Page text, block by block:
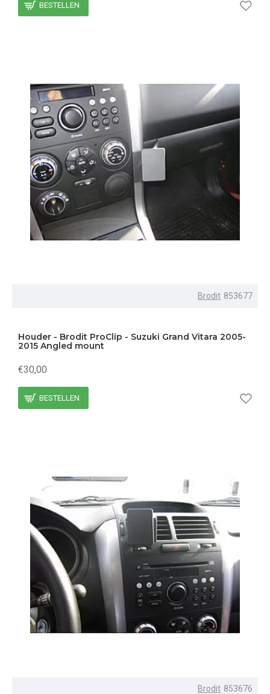
BESTELLEN
Brodit 853677
Houder - Brodit ProClip - Suzuki Grand Vitara 2005-
2015 Angled mount
€30,00
BESTELLEN
Brodit 853676